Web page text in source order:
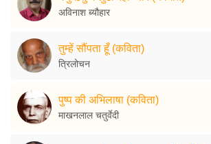
अविनाश ब्यौहार
तुम्हें सौंपता हूँ (कविता)
त्रिलोचन
पुष्प की अभिलाषा (कविता)
माखनलाल चतुर्वेदी